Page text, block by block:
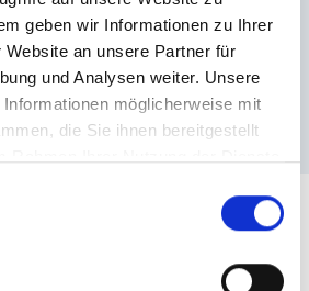
geben wir Informationen zu Ihrer
Website an unsere Partner für
und Analysen weiter. Unsere
möglicherweise mit
die Sie ihnen bereitgestellt
- gastein.com
5645 Bad Gastein